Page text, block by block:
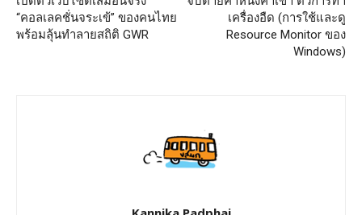
“คอลเลคชั่นจระเข้” ของคนไทย
พร้อมลุ้นทำลายสถิติ GWR
เครื่องอืด (การใช้และดู
Resource Monitor ของ
Windows)